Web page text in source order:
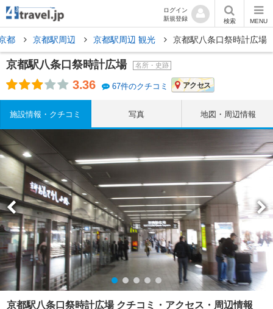
ログイン
新規登録
検索 MENU
都 京都駅周辺 京都駅周辺 観光 京都駅八条口祭時計広場
京都駅八条口祭時計広場 名所・史跡
3.36 67件のクチコミ アクセス
施設情報・クチコミ 写真 地図・周辺情報
京都駅八条口祭時計広場 クチコミ・アクセス・周辺情報